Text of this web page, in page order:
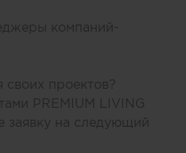
компаний-
проектов?
PREMIUM LIVING
заявку на следующий